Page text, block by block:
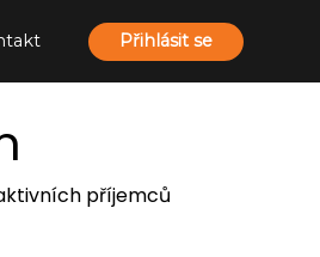
Přihlásit se
příjemců